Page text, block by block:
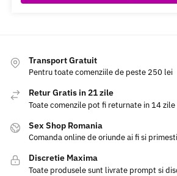
Transport Gratuit
Pentru toate comenziile de peste 250 lei
Retur Gratis in 21 zile
Toate comenzile pot fi returnate in 14
Sex Shop Romania
Comanda online de oriunde ai fi si
Discretie Maxima
Toate produsele sunt livrate prompt si